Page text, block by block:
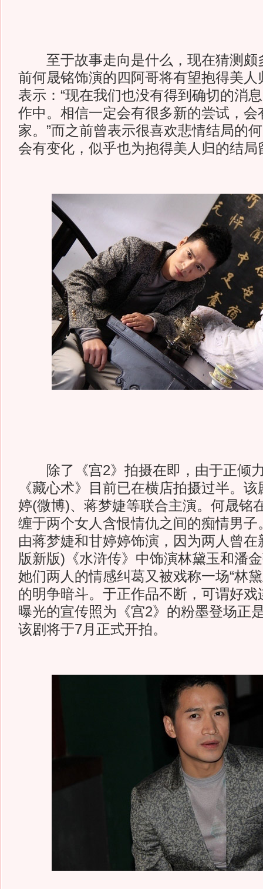
至于故事走向是什么，现在猜测颇
前何晟铭饰演的四阿哥将有望抱得美人
表示：“现在我们也没有得到确切的消
作中。相信一定会有很多新的尝试，会
家。”而之前曾表示很喜欢悲情结局的
会有变化，似乎也为抱得美人归的结局
除了《宫2》拍摄在即，由于正倾
《藏心术》目前已在横店拍摄过半。
婷(微博)、蒋梦婕等联合主演。何晟铭
缠于两个女人含恨情仇之间的痴情男子
由蒋梦婕和甘婷婷饰演，因为两人曾
版新版)《水浒传》中饰演林黛玉和潘
她们两人的情感纠葛又被戏称一场“林黛
的明争暗斗。于正作品不断，可谓好戏
曝光的宣传照为《宫2》的粉墨登场正
该剧将于7月正式开拍。